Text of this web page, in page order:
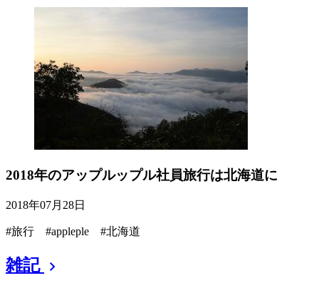
2018年のアップルップル社員旅行は北海道に
2018年07月28日
#旅行 #appleple #北海道
雑記 chevron_right